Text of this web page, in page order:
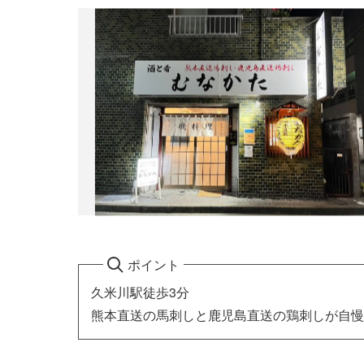
ポイント
久米川駅徒歩3分
熊本直送の馬刺しと鹿児島直送の鶏刺しが自